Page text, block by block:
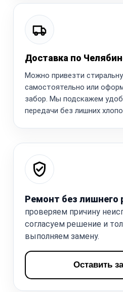
Доставка по
Можно привезти
самостоятельно или
забор. Мы подскажем
передачи без лишних
Ремонт без лишнего
проверяем причину
согласуем решение и
выполняем замену.
Оставить